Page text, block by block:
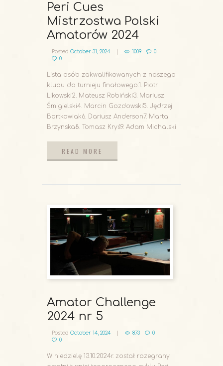
Peri Cues
Mistrzostwa Polski
Amatorów 2024
Posted October 31, 2024 1009
0
0
Lista osób zakwalifikowanych z naszego
klubu do turnieju finałowego:1. Piotr
Likowski2. Mateusz Robiński3. Mariusz
Śmigielski4. Marcin Gozdowski5. Jędrzej
Bartkowiak6. Dariusz Anderson7. Marta
Brzynska8. Tomasz Kryś9. Adam Michalski
READ MORE
Amator Challenge
2024 nr 5
Posted October 14, 2024 873
0
0
W niedzielę 13.10.2024r. został rozegrany